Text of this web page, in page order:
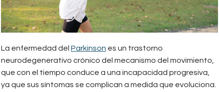
La enfermedad del Parkinson es un trastorno
neurodegenerativo crónico del mecanismo del movimiento,
que con el tiempo conduce a una incapacidad progresiva,
ya que sus síntomas se complican a medida que evoluciona.